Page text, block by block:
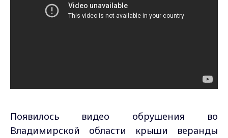
Появилось видео обрушения во
Владимирской области крыши веранды